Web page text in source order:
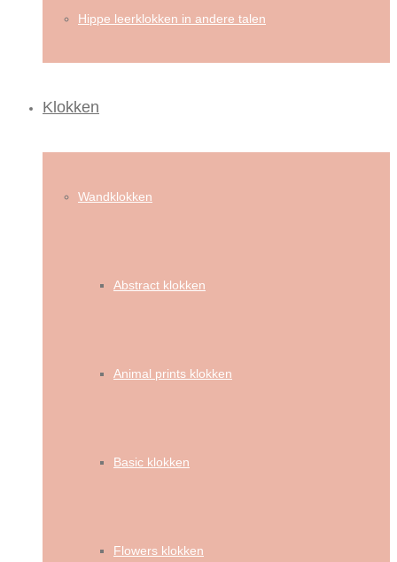
Hippe leerklokken in andere talen
Klokken
Wandklokken
Abstract klokken
Animal prints klokken
Basic klokken
Flowers klokken